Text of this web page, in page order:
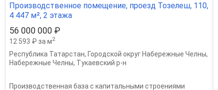
Производственное помещение, проезд Тозелеш, 110,
4 447 м², 2 этажа
56 000 000 ₽
12 593 ₽ за м2
Республика Татарстан, Городской округ Набережные Челны,
Набережные Челны, Тукаевский р-н
Производственная база с капитальными строениями